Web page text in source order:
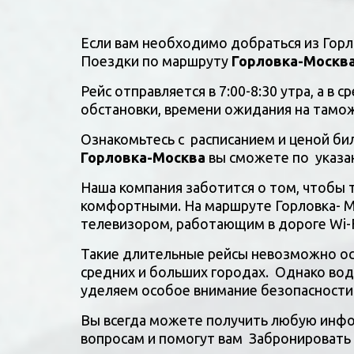
Если вам необходимо добраться из
Поездки по маршруту Горловка-
Рейс отправляется в 7:00-8:30 утра, а
обстановки, времени ожидания на
Горловка-Москва вы сможете по
Наша компания заботится о том, чтобы
комфортными. На маршруте Горловка-
телевизором, работающим в дороге
Такие длительные рейсы невозможно
средних и больших городах.  Однако
уделяем особое внимание
Вы всегда можете получить любую
вопросам и помогут вам